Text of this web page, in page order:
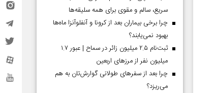
سریع، سالم و مقوی برای همه سلیقه‌ها
چرا برخی بیماران بعد از کرونا و آنفلوآنزا ماه‌ها
بهبود نمی‌یابند؟
ثبت‌نام ۲.۵ میلیون زائر در سماح | عبور ۱.۷
میلیون نفر از مرز‌های اربعین
چرا بعد از سفرهای طولانی گوارش‌تان به هم
می‌ریزد؟